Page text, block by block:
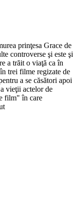
prinţesa Grace de
controverse şi este şi
a trăit o viaţă ca în
trei filme regizate de
a se căsători apoi
vieţii actelor de
film" în care